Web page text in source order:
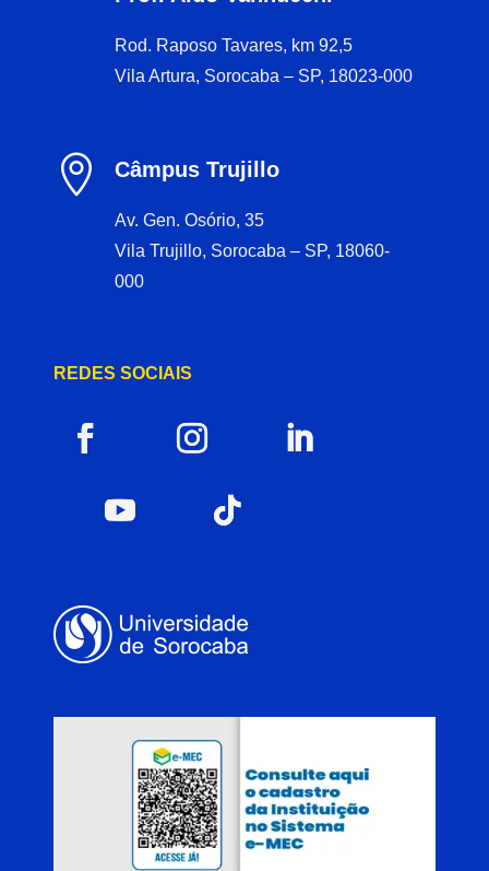
Rod. Raposo Tavares, km 92,5
Vila Artura, Sorocaba – SP, 18023-000
 Câmpus Trujillo
Av. Gen. Osório, 35
Vila Trujillo, Sorocaba – SP, 18060-
000
REDES SOCIAIS